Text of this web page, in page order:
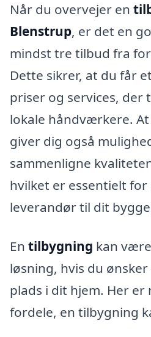
Når du overvejer en
Blenstrup, er det en
mindst tre tilbud fra
Dette sikrer, at du får
priser og services, der
lokale håndværkere.
giver dig også
sammenligne
hvilket er essentielt
leverandør til dit
En tilbygning kan
løsning, hvis du
plads i dit hjem. Her er
fordele, en tilbygning